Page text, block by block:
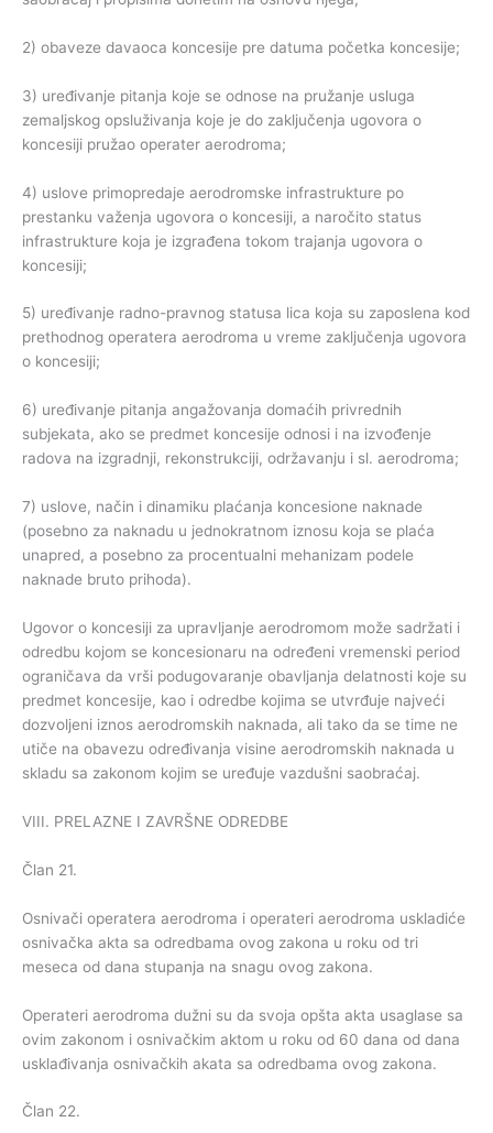
2) obaveze davaoca koncesije pre datuma početka koncesije;
3) uređivanje pitanja koje se odnose na pružanje usluga
zemaljskog opsluživanja koje je do zaključenja ugovora o
koncesiji pružao operater aerodroma;
4) uslove primopredaje aerodromske infrastrukture po
prestanku važenja ugovora o koncesiji, a naročito status
infrastrukture koja je izgrađena tokom trajanja ugovora o
koncesiji;
5) uređivanje radno-pravnog statusa lica koja su zaposlena kod
prethodnog operatera aerodroma u vreme zaključenja ugovora
o koncesiji;
6) uređivanje pitanja angažovanja domaćih privrednih
subjekata, ako se predmet koncesije odnosi i na izvođenje
radova na izgradnji, rekonstrukciji, održavanju i sl. aerodroma;
7) uslove, način i dinamiku plaćanja koncesione naknade
(posebno za naknadu u jednokratnom iznosu koja se plaća
unapred, a posebno za procentualni mehanizam podele
naknade bruto prihoda).
Ugovor o koncesiji za upravljanje aerodromom može sadržati i
odredbu kojom se koncesionaru na određeni vremenski period
ograničava da vrši podugovaranje obavljanja delatnosti koje su
predmet koncesije, kao i odredbe kojima se utvrđuje najveći
dozvoljeni iznos aerodromskih naknada, ali tako da se time ne
utiče na obavezu određivanja visine aerodromskih naknada u
skladu sa zakonom kojim se uređuje vazdušni saobraćaj.
VIII. PRELAZNE I ZAVRŠNE ODREDBE
Član 21.
Osnivači operatera aerodroma i operateri aerodroma uskladiće
osnivačka akta sa odredbama ovog zakona u roku od tri
meseca od dana stupanja na snagu ovog zakona.
Operateri aerodroma dužni su da svoja opšta akta usaglase sa
ovim zakonom i osnivačkim aktom u roku od 60 dana od dana
usklađivanja osnivačkih akata sa odredbama ovog zakona.
Član 22.